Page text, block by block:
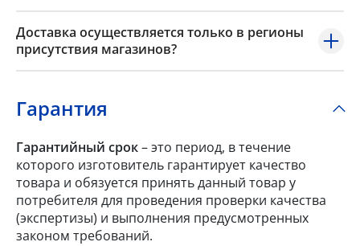
Доставка осуществляется только в регионы
присутствия магазинов?
Гарантия
Гарантийный срок– это период, в течение
которого изготовитель гарантирует качество
товара и обязуется принять данный товар у
потребителя для проведения проверки качества
(экспертизы) и выполнения предусмотренных
законом требований.